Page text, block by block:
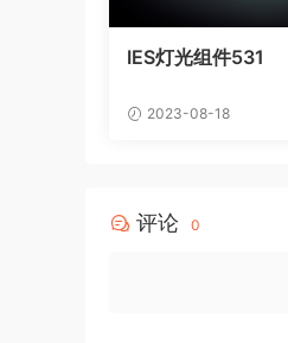
IES灯光组件531
2023-08-18
评论 0